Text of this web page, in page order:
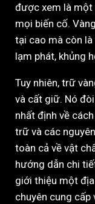
được xem là một
mọi biến cố.
tại cao mà còn là
lạm phát, khủng
Tuy nhiên, trữ
và cất giữ. Nó
nhất định về
trữ và các
toàn cả về vật
hướng dẫn chi
giới thiệu một
chuyên cung